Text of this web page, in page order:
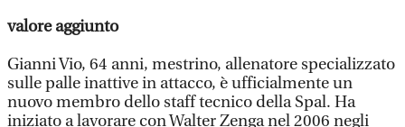
valore aggiunto
Gianni Vio, 64 anni, mestrino, allenatore specializzato
sulle palle inattive in attacco, è ufficialmente un
nuovo membro dello staff tecnico della Spal. Ha
iniziato a lavorare con Walter Zenga nel 2006 negli